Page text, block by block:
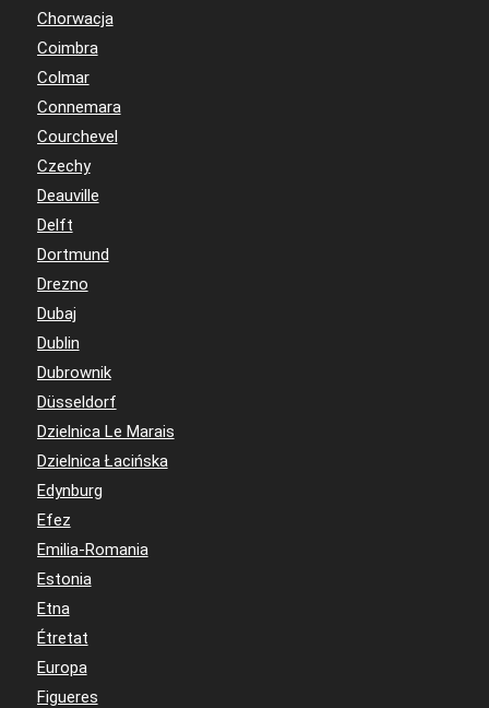
Chorwacja
Coimbra
Colmar
Connemara
Courchevel
Czechy
Deauville
Delft
Dortmund
Drezno
Dubaj
Dublin
Dubrownik
Düsseldorf
Dzielnica Le Marais
Dzielnica Łacińska
Edynburg
Efez
Emilia-Romania
Estonia
Etna
Étretat
Europa
Figueres